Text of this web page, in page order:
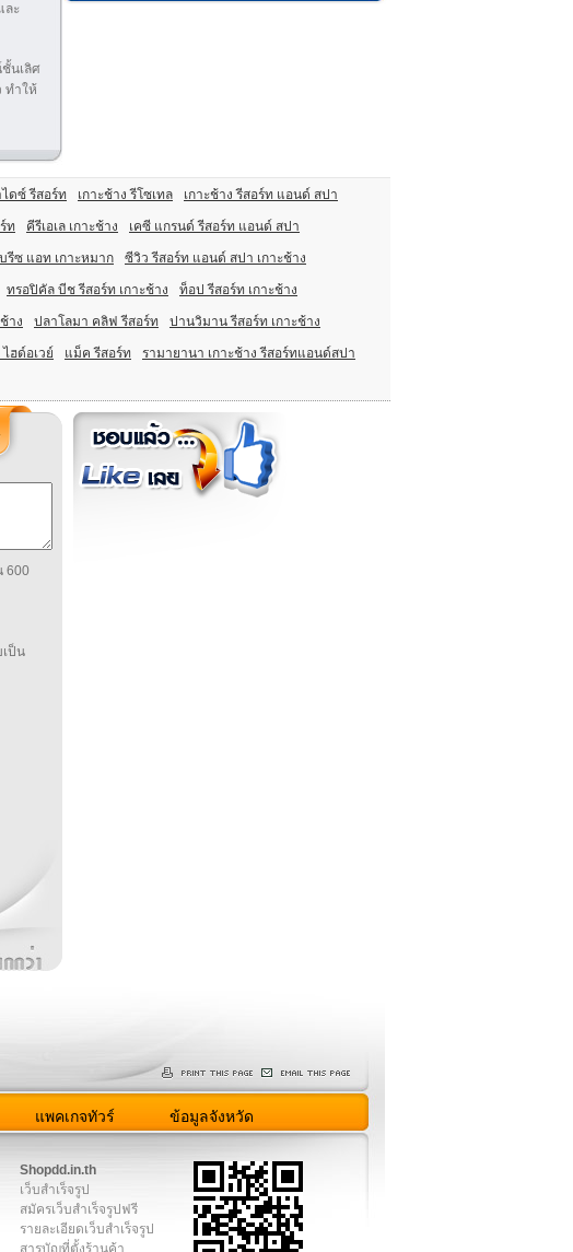
ละ
นเลิศ
ทำให้
ไดซ์ รีสอร์ท เกาะช้าง รีโซเทล เกาะช้าง รีสอร์ท แอนด์ สปา
ท คีรีเอเล เกาะช้าง เคซี แกรนด์ รีสอร์ท แอนด์ สปา
รีซ แอท เกาะหมาก ซีวิว รีสอร์ท แอนด์ สปา เกาะช้าง
ทรอปิคัล บีช รีสอร์ท เกาะช้าง ท็อป รีสอร์ท เกาะช้าง
าง ปลาโลมา คลิฟ รีสอร์ท ปานวิมาน รีสอร์ท เกาะช้าง
ไฮด์อเวย์ แม็ค รีสอร์ท รามายานา เกาะช้าง รีสอร์ทแอนด์สปา
600
เป็น
แพคเกจทัวร์ ข้อมูลจังหวัด
Shopdd.in.th
เว็บสำเร็จรูป
สมัครเว็บสำเร็จรูปฟรี
รายละเอียดเว็บสำเร็จรูป
สารบัญที่ตั้งร้านค้า